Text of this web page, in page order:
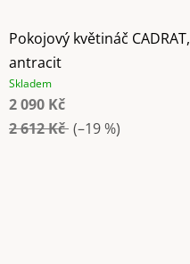
Pokojový květináč
antracit
Skladem
2 090 Kč
2 612 Kč (–19 %)